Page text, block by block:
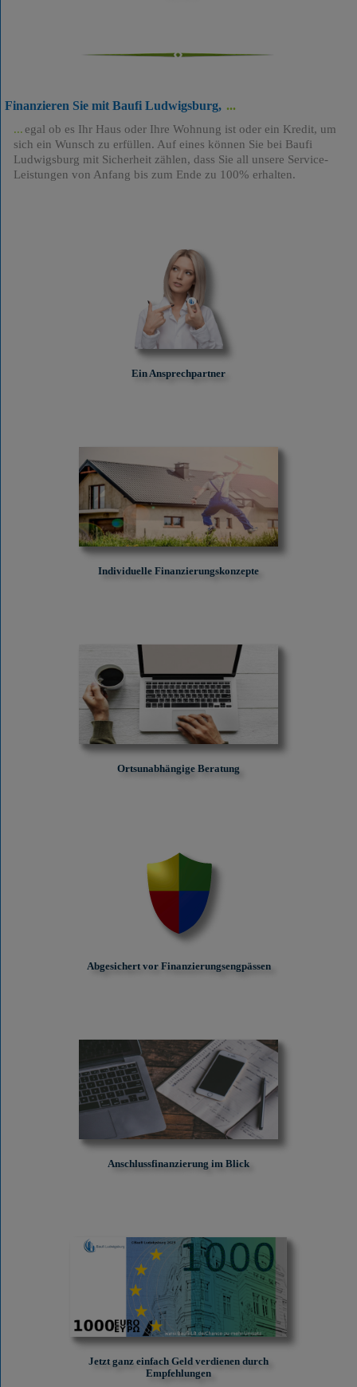
Finanzieren Sie mit Baufi Ludwigsburg,
egal ob es Ihr Haus oder Ihre Wohnung ist oder ein Kredit, um
sich ein Wunsch zu erfüllen. Auf eines können Sie bei Baufi
Ludwigsburg mit Sicherheit zählen, dass Sie all unsere Service-
Leistungen von Anfang bis zum Ende zu 100% erhalten.
Ein Ansprechpartner
Individuelle Finanzierungskonzepte
Ortsunabhängige Beratung
Abgesichert vor Finanzierungs­engpässen
Anschlussfinanzierung im Blick
Jetzt ganz einfach Geld verdienen durch
Empfehlungen